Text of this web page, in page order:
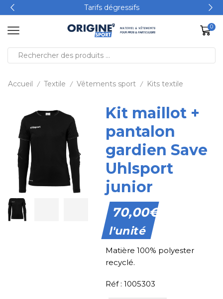
Tarifs dégressifs
0
Accueil / Textile / Vêtements sport / Kits textile
Kit maillot +
pantalon
gardien Save
Uhlsport
junior
70,00€
l'unité
Matière 100% polyester
recyclé.
Réf : 1005303